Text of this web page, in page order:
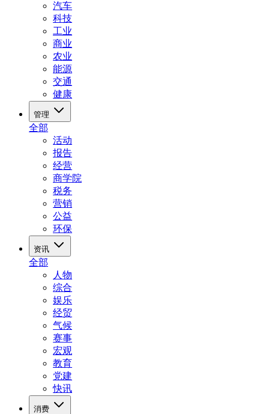
汽车
科技
工业
商业
农业
能源
交通
健康
管理
全部
活动
报告
经营
商学院
税务
营销
公益
环保
资讯
全部
人物
综合
娱乐
经贸
气候
赛事
宏观
教育
党建
快讯
消费